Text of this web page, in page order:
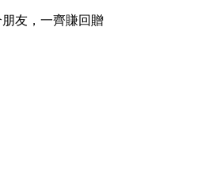
友，一齊賺回贈